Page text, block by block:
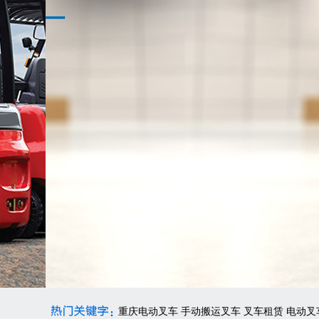
重庆电动叉车 手动搬运叉车 叉车租赁 电动叉